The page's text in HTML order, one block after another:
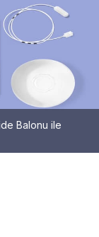
Balonu ile